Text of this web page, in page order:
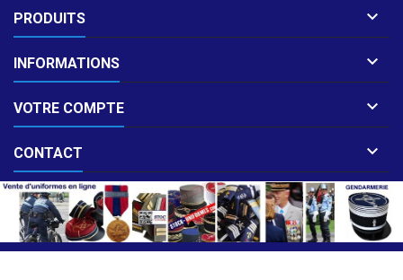
PRODUITS 
INFORMATIONS 
VOTRE COMPTE 
CONTACT 